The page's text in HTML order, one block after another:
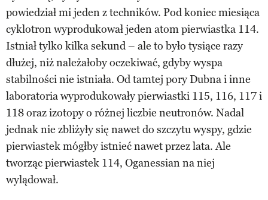
powiedział mi jeden z techników. Pod koniec miesiąca
cyklotron wyprodukował jeden atom pierwiastka 114.
Istniał tylko kilka sekund – ale to było tysiące razy
dłużej, niż należałoby oczekiwać, gdyby wyspa
stabilności nie istniała. Od tamtej pory Dubna i inne
laboratoria wyprodukowały pierwiastki 115, 116, 117 i
118 oraz izotopy o różnej liczbie neutronów. Nadal
jednak nie zbliżyły się nawet do szczytu wyspy, gdzie
pierwiastek mógłby istnieć nawet przez lata. Ale
tworząc pierwiastek 114, Oganessian na niej
wylądował.